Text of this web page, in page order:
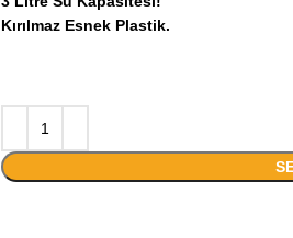
Kırılmaz Esnek Plastik.